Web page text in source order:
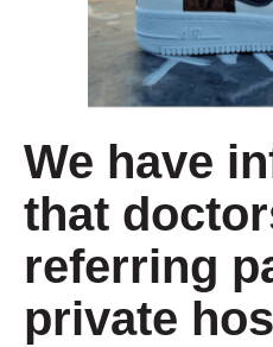
We have
that
referring
private